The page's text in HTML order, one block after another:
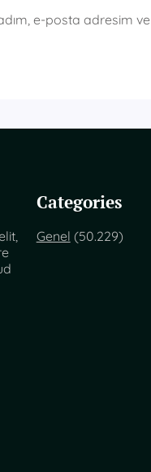
e-posta adresim
Categories
Genel (50.229)